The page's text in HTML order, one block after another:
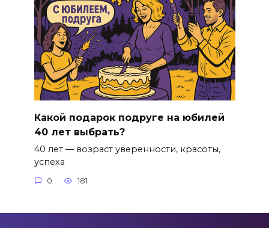
Какой подарок подруге на юбилей
40 лет выбрать?
40 лет — возраст уверенности, красоты,
успеха
0 181